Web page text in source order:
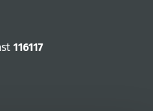
116117